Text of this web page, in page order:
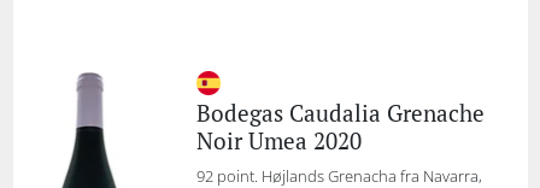
Bodegas Caudalia Grenache
Noir Umea 2020
92 point. Højlands Grenacha fra Navarra,